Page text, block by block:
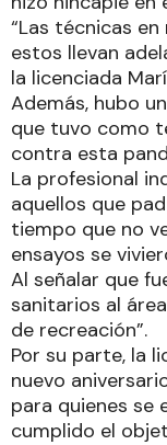
“Las técnicas
estos llevan
la licenciada
Además, hubo
que tuvo como
contra esta
La profesional
aquellos que
tiempo que no
ensayos se
Al señalar que
sanitarios al
de recreación”.
Por su parte, la
nuevo
para quienes se
cumplido el